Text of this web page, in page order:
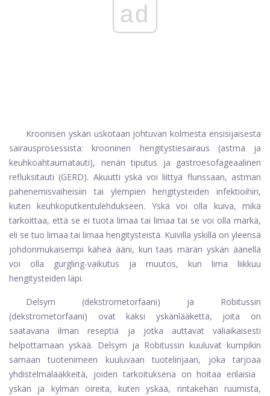
ad
Kroonisen yskän uskotaan johtuvan kolmesta ensisijaisesta
sairausprosessista: krooninen hengitystiesairaus (astma ja
keuhkoahtaumatauti), nenän tiputus ja gastroesofageaalinen
refluksitauti (GERD). Akuutti yskä voi liittyä flunssaan, astman
pahenemisvaiheisiin tai ylempien hengitysteiden infektioihin,
kuten keuhkoputkentulehdukseen. Yskä voi olla kuiva, mikä
tarkoittaa, että se ei tuota limaa tai limaa tai se voi olla märkä,
eli se tuo limaa tai limaa hengitysteistä. Kuivilla yskillä on yleensä
johdonmukaisempi käheä ääni, kun taas märän yskän äänellä
voi olla gurgling-vaikutus ja muutos, kun lima liikkuu
hengitysteiden läpi.
Delsym (dekstrometorfaani) ja Robitussin
(dekstrometorfaani) ovat kaksi yskänlääkettä, joita on
saatavana ilman reseptiä ja jotka auttavat väliaikaisesti
helpottamaan yskää. Delsym ja Robitussin kuuluvat kumpikin
samaan tuotenimeen kuuluvaan tuotelinjaan, joka tarjoaa
yhdistelmälääkkeitä, joiden tarkoituksena on hoitaa erilaisia ​​
yskän ja kylmän oireita, kuten yskää, rintakehän ruumista,